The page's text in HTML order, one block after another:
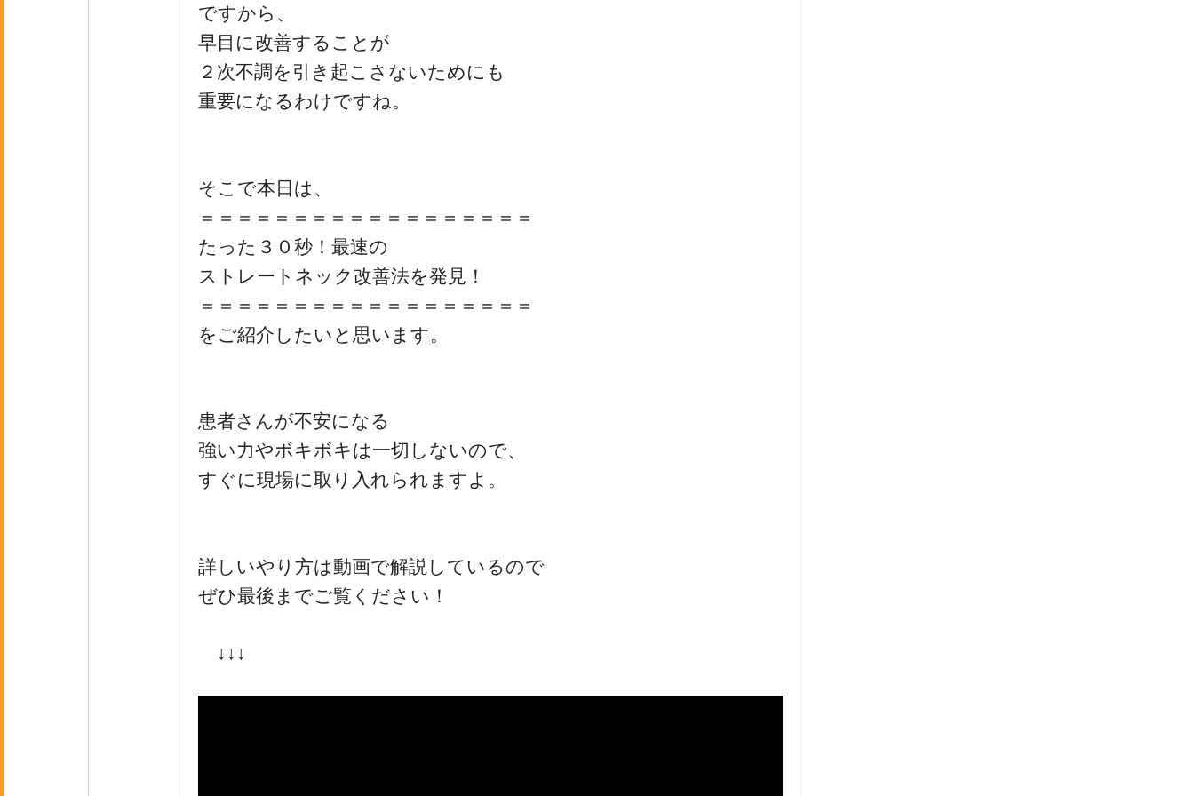
ですから、
早目に改善することが
２次不調を引き起こさないためにも
重要になるわけですね。
そこで本日は、
＝＝＝＝＝＝＝＝＝＝＝＝＝＝＝＝＝＝
たった３０秒！最速の
ストレートネック改善法を発見！
＝＝＝＝＝＝＝＝＝＝＝＝＝＝＝＝＝＝
をご紹介したいと思います。
患者さんが不安になる
強い力やボキボキは一切しないので、
すぐに現場に取り入れられますよ。
詳しいやり方は動画で解説しているので
ぜひ最後までご覧ください！
↓↓↓